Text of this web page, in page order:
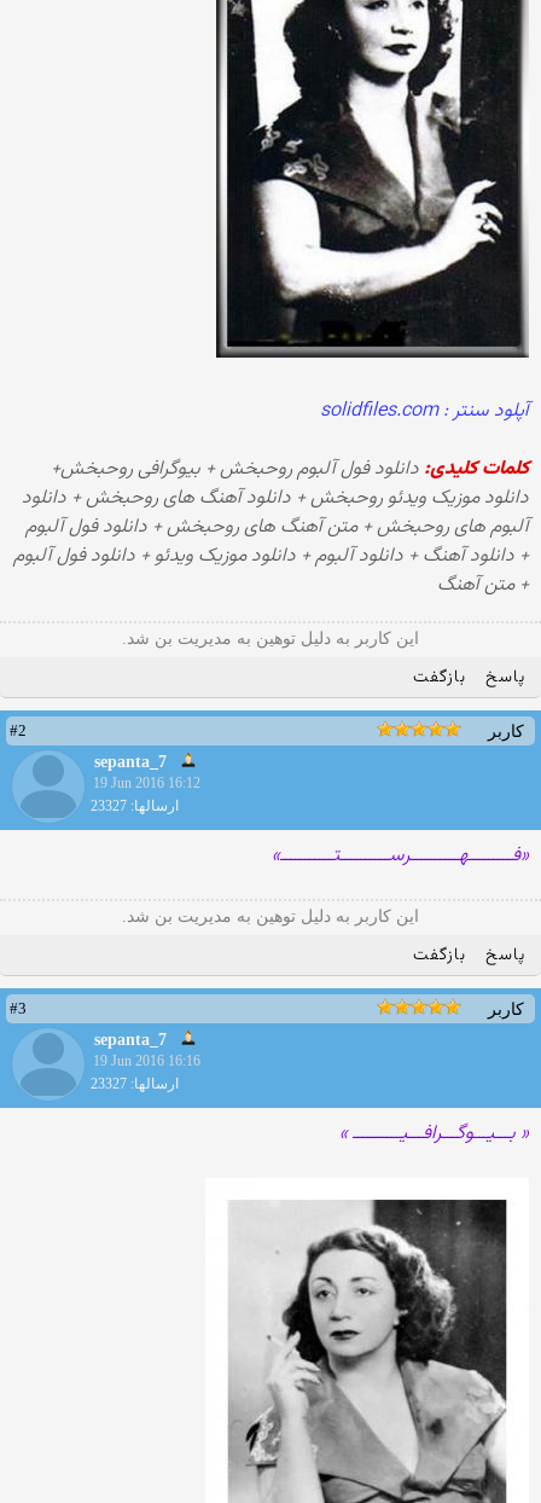
آپلود سنتر : solidfiles.com
کلمات کلیدی: دانلود فول آلبوم روحبخش + بیوگرافی روحبخش+
دانلود موزیک ویدئو روحبخش + دانلود آهنگ های روحبخش + دانلود
آلبوم های روحبخش + متن آهنگ های روحبخش + دانلود فول آلبوم
+ دانلود آهنگ + دانلود آلبوم + دانلود موزیک ویدئو + دانلود فول آلبوم
+ متن آهنگ
این کاربر به دلیل توهین به مدیریت بن شد.
پاسخ بازگفت
کاربر
#2
sepanta_7
19 Jun 2016 16:12
ارسالها: 23327
«فـــــــــهــــــــــرســــــــــتـــــــــــ»
این کاربر به دلیل توهین به مدیریت بن شد.
پاسخ بازگفت
کاربر
#3
sepanta_7
19 Jun 2016 16:16
ارسالها: 23327
« بـــیـــوگـــرافـــیــــــــــ »